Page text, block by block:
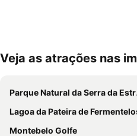
Veja as atrações nas
Parque Natural da Serra da Estrela
Lagoa da Pateira de
Montebelo Golfe